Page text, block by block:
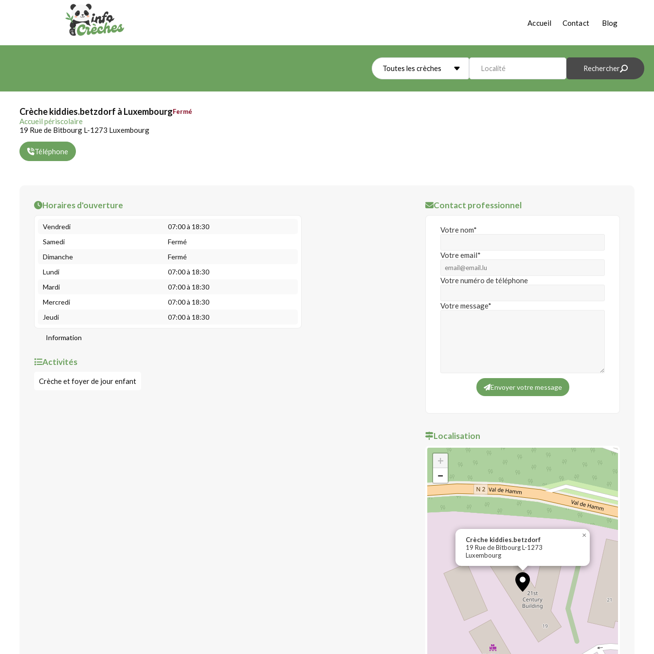
Accueil Contact Blog
Toutes les crèches Localité Rechercher
Crèche kiddies.betzdorf à LuxembourgFermé
Accueil périscolaire
19 Rue de Bitbourg L-1273 Luxembourg
Téléphone
Horaires d'ouverture
Vendredi
07:00 à 18:30
Samedi
Fermé
Dimanche
Fermé
Lundi
07:00 à 18:30
Mardi
07:00 à 18:30
Mercredi
07:00 à 18:30
Jeudi
07:00 à 18:30
Information
Activités
Crèche et foyer de jour enfant
Contact professionnel
Votre nom*
Votre email*
Votre numéro de téléphone
Votre message*
Envoyer votre message
Localisation
Crèche kiddies.betzdorf
19 Rue de Bitbourg L-1273
Luxembourg
×
+
−